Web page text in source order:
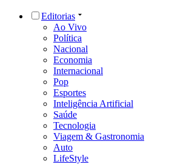
Editorias
Ao Vivo
Política
Nacional
Economia
Internacional
Pop
Esportes
Inteligência Artificial
Saúde
Tecnologia
Viagem & Gastronomia
Auto
LifeStyle